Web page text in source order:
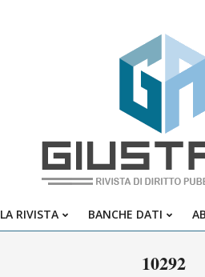
Giustamm
Primary
Menu
LA RIVISTA BANCHE DATI
10292